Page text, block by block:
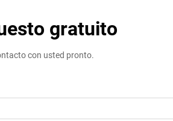
gratuito
con usted pronto.